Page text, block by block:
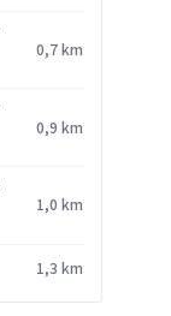
0,7 km
0,9 km
1,0 km
1,3 km